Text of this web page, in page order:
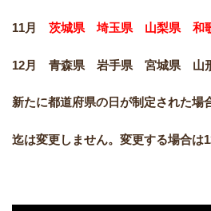
11月 茨城県 埼玉県 山梨県 和
12月 青森県 岩手県 宮城県 山
新たに都道府県の日が制定された場
迄は変更しません。変更する場合は